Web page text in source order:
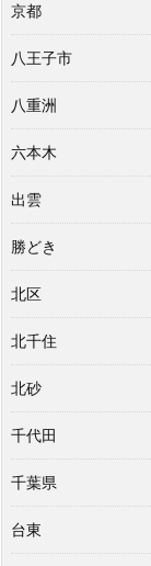
京都
八王子市
八重洲
六本木
出雲
勝どき
北区
北千住
北砂
千代田
千葉県
台東